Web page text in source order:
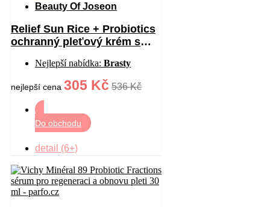
Beauty Of Joseon
Relief Sun Rice + Probiotics
ochranný pleťový krém s
Nejlepší nabídka: Brasty
nejlepší cena 305 Kč 536 Kč
Do obchodu
detail (6+)